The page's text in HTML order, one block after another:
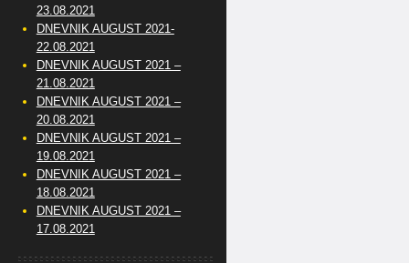
23.08.2021
DNEVNIK AUGUST 2021-
22.08.2021
DNEVNIK AUGUST 2021 –
21.08.2021
DNEVNIK AUGUST 2021 –
20.08.2021
DNEVNIK AUGUST 2021 –
19.08.2021
DNEVNIK AUGUST 2021 –
18.08.2021
DNEVNIK AUGUST 2021 –
17.08.2021